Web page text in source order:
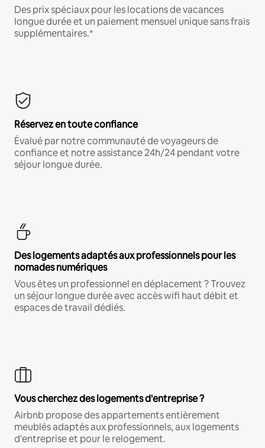
Des prix spéciaux pour les locations de vacances
longue durée et un paiement mensuel unique sans frais
supplémentaires.*
Réservez en toute confiance
Évalué par notre communauté de voyageurs de
confiance et notre assistance 24h/24 pendant votre
séjour longue durée.
Des logements adaptés aux professionnels pour les
nomades numériques
Vous êtes un professionnel en déplacement ? Trouvez
un séjour longue durée avec accès wifi haut débit et
espaces de travail dédiés.
Vous cherchez des logements d'entreprise ?
Airbnb propose des appartements entièrement
meublés adaptés aux professionnels, aux logements
d'entreprise et pour le relogement.